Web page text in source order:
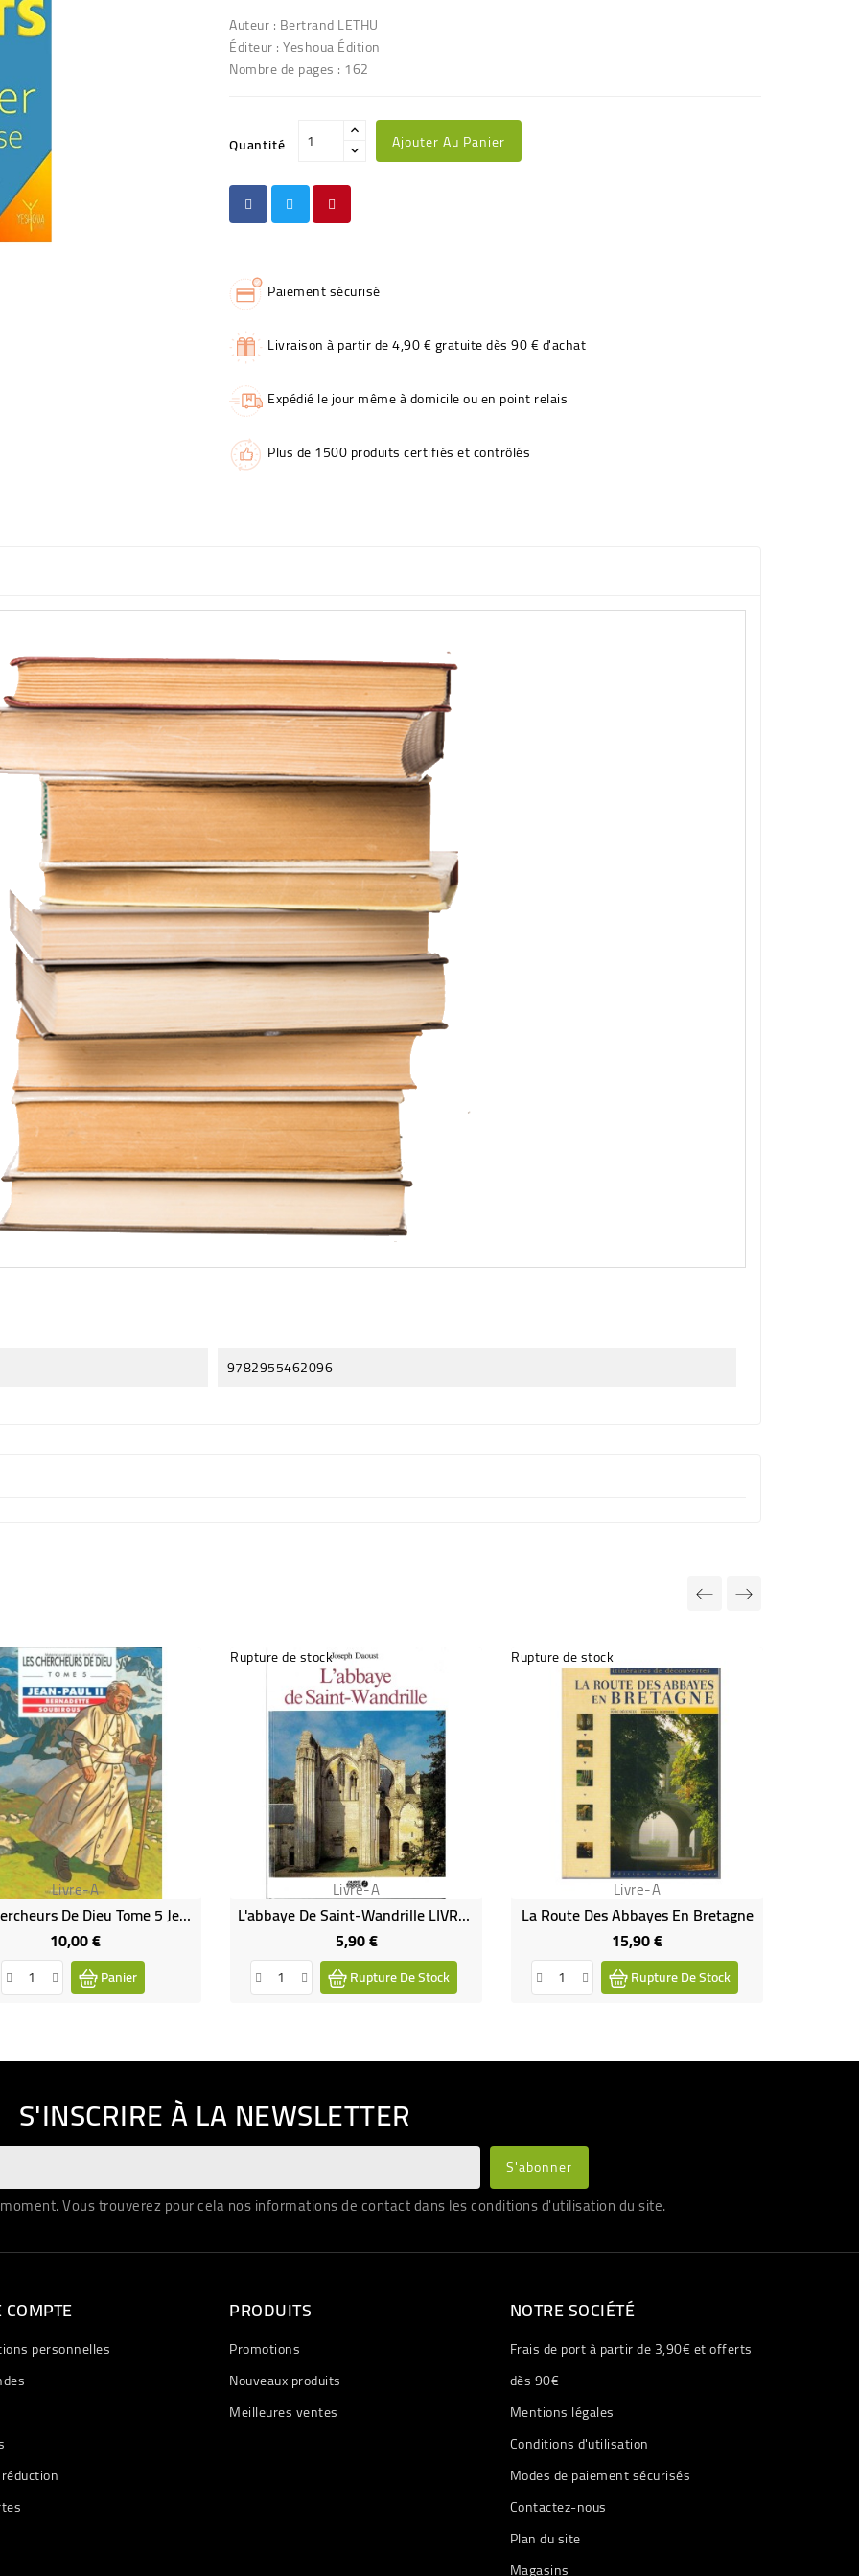
Auteur : Bertrand LETHU
Éditeur : Yeshoua Édition
Nombre de pages : 162
Quantité Ajouter Au Panier
Paiement sécurisé
Livraison à partir de 4,90 € gratuite dès 90 € d'achat
Expédié le jour même à domicile ou en point relais
Plus de 1500 produits certifiés et contrôlés
9782955462096
Livre-A
Les Chercheurs De Dieu Tome 5 Jean-Paul II, Bernadette Soubirous
10,00 €Prix
Panier
Rupture de stock
Livre-A
L'abbaye De Saint-Wandrille LIVRE (Occasion)
5,90 €Prix
Rupture De Stock
Rupture de stock
Livre-A
La Route Des Abbayes En Bretagne
15,90 €Prix
Rupture De Stock
S'INSCRIRE À LA NEWSLETTER
Vous trouverez pour cela nos informations de contact dans les conditions d'utilisation du site.
personnelles
PRODUITS
Promotions
Nouveaux produits
Meilleures ventes
NOTRE SOCIÉTÉ
Frais de port à partir de 3,90€ et offerts
dès 90€
Mentions légales
Conditions d'utilisation
Modes de paiement sécurisés
Contactez-nous
Plan du site
Magasins